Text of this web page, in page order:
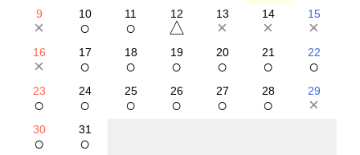
9
×
10
○
11
○
12
△
13
×
14
×
15
×
16
×
17
○
18
○
19
○
20
○
21
○
22
○
23
○
24
○
25
○
26
○
27
○
28
○
29
×
30
○
31
○